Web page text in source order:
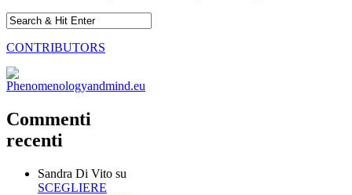
CONTRIBUTORS
Commenti
recenti
Sandra Di Vito su
SCEGLIERE